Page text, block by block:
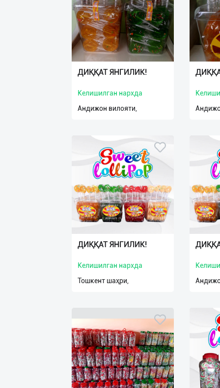
ДИҚҚАТ ЯНГИЛИК!
Келишилган нархда
Андижон вилояти,
ДИҚҚАТ ЯНГИЛИК!
Келишилган нархда
Тошкент шаҳри,